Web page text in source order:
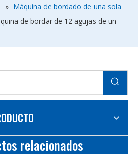
» Máquina de bordado de una sola
de bordar de 12 agujas de un
relacionados